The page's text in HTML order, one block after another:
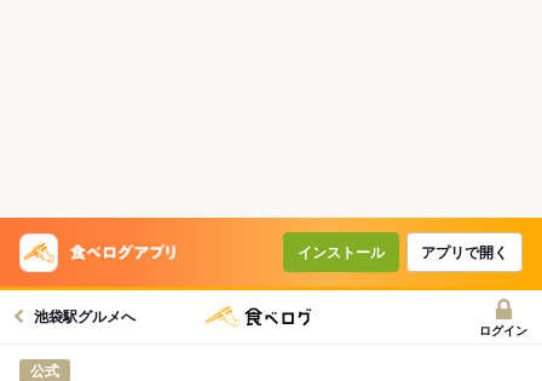
インストール アプリで開く
池袋駅グルメへ
ログイン
公式